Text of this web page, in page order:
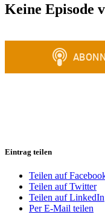
Keine Episode
Eintrag teilen
Teilen auf
Teilen auf Twitter
Teilen auf LinkedIn
Per E-Mail teilen